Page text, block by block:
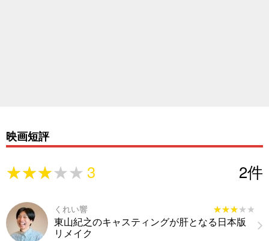
映画短評
★★★★★
★★★★★ 3 2件
くれい響 ★★★★★
★★★★★
東山紀之のキャスティングが肝となる日本版
リメイク